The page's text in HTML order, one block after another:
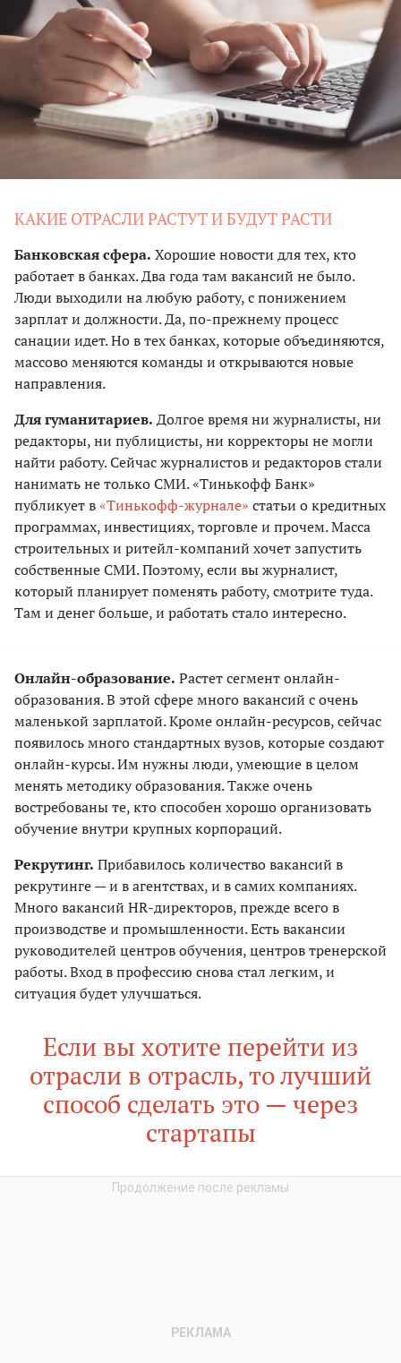
КАКИЕ ОТРАСЛИ РАСТУТ И БУДУТ РАСТИ
Банковская сфера. Хорошие новости для тех, кто
работает в банках. Два года там вакансий не было.
Люди выходили на любую работу, с понижением
зарплат и должности. Да, по-прежнему процесс
санации идет. Но в тех банках, которые объединяются,
массово меняются команды и открываются новые
направления.
Для гуманитариев. Долгое время ни журналисты, ни
редакторы, ни публицисты, ни корректоры не могли
найти работу. Сейчас журналистов и редакторов стали
нанимать не только СМИ. «Тинькофф Банк»
публикует в«Тинькофф-журнале» статьи о кредитных
программах, инвестициях, торговле и прочем. Масса
строительных и ритейл-компаний хочет запустить
собственные СМИ. Поэтому, если вы журналист,
который планирует поменять работу, смотрите туда.
Там и денег больше, и работать стало интересно.
Онлайн-образование. Растет сегмент онлайн-
образования. В этой сфере много вакансий с очень
маленькой зарплатой. Кроме онлайн-ресурсов, сейчас
появилось много стандартных вузов, которые создают
онлайн-курсы. Им нужны люди, умеющие в целом
менять методику образования. Также очень
востребованы те, кто способен хорошо организовать
обучение внутри крупных корпораций.
Рекрутинг. Прибавилось количество вакансий в
рекрутинге — и в агентствах, и в самих компаниях.
Много вакансий HR-директоров, прежде всего в
производстве и промышленности. Есть вакансии
руководителей центров обучения, центров тренерской
работы. Вход в профессию снова стал легким, и
ситуация будет улучшаться.
Если вы хотите перейти из
отрасли в отрасль, то лучший
способ сделать это — через
стартапы